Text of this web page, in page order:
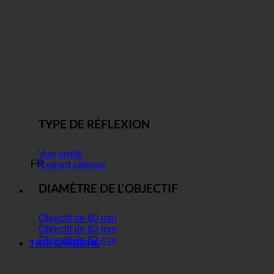
FR
TYPE DE RÉFLEXION
Vue droite
Regard oblique
DIAMÈTRE DE L'OBJECTIF
Objectif de 60 mm
Objectif de 80 mm
Objectif de 82 mm
TIGE CARBONE